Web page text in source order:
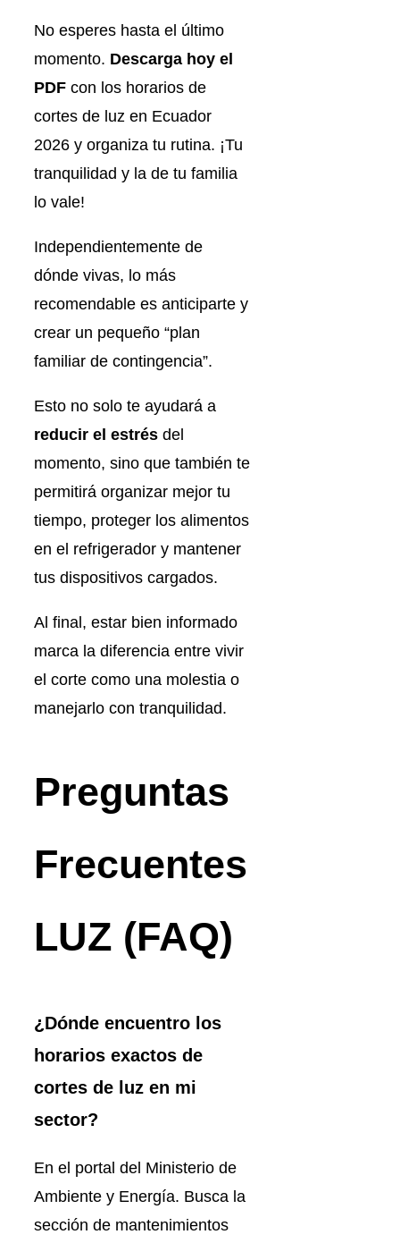
No esperes hasta el último
momento. Descarga hoy el
PDF con los horarios de
cortes de luz en Ecuador
2026 y organiza tu rutina. ¡Tu
tranquilidad y la de tu familia
lo vale!
Independientemente de
dónde vivas, lo más
recomendable es anticiparte y
crear un pequeño “plan
familiar de contingencia”.
Esto no solo te ayudará a
reducir el estrés del
momento, sino que también te
permitirá organizar mejor tu
tiempo, proteger los alimentos
en el refrigerador y mantener
tus dispositivos cargados.
Al final, estar bien informado
marca la diferencia entre vivir
el corte como una molestia o
manejarlo con tranquilidad.
Preguntas
Frecuentes
LUZ (FAQ)
¿Dónde encuentro los
horarios exactos de
cortes de luz en mi
sector?
En el portal del Ministerio de
Ambiente y Energía. Busca la
sección de mantenimientos